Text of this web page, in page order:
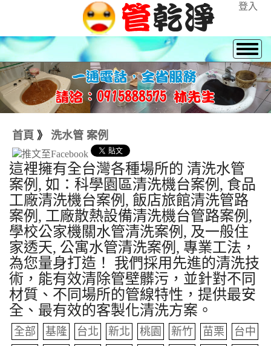
登入
首頁 》 洗水管 案例
這裡擁有全台灣各種場所的 清洗水管
案例, 如：科學園區清洗機台案例, 食品
工廠清洗機台案例, 飯店旅館清洗管路
案例, 工廠散熱設備清洗機台管路案例,
學校公家機關水管清洗案例, 及一般住
家透天, 公寓水管清洗案例, 專業工法，
為您量身打造！ 我們採用先進的清洗技
術，能有效清除管壁髒污，並針對不同
材質、不同場所的管線特性，提供最安
全、最有效的客製化清洗方案。
全部 基隆 台北 新北 桃園 新竹 苗栗
台中